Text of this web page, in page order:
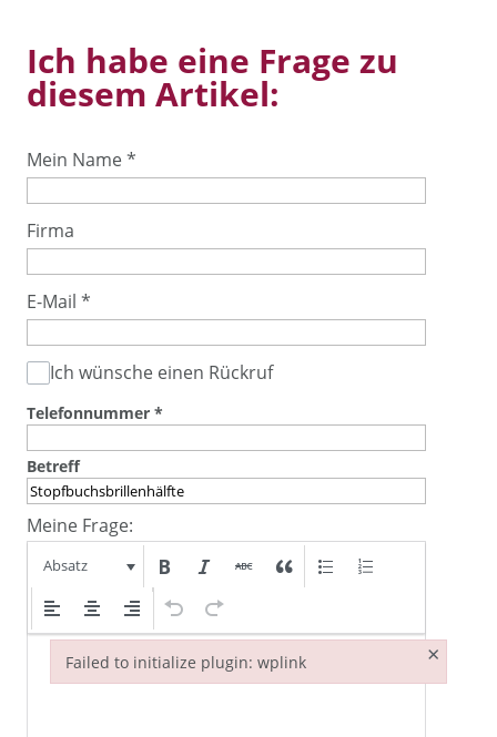
Ich habe eine Frage zu
diesem Artikel:
Mein Name*
Firma
E-Mail *
Ich wünsche einen Rückruf
Telefonnummer *
Betreff
Meine Frage:
Absatz
Failed to initialize plugin: wplink ×
Failed to initialize plugin: wplink